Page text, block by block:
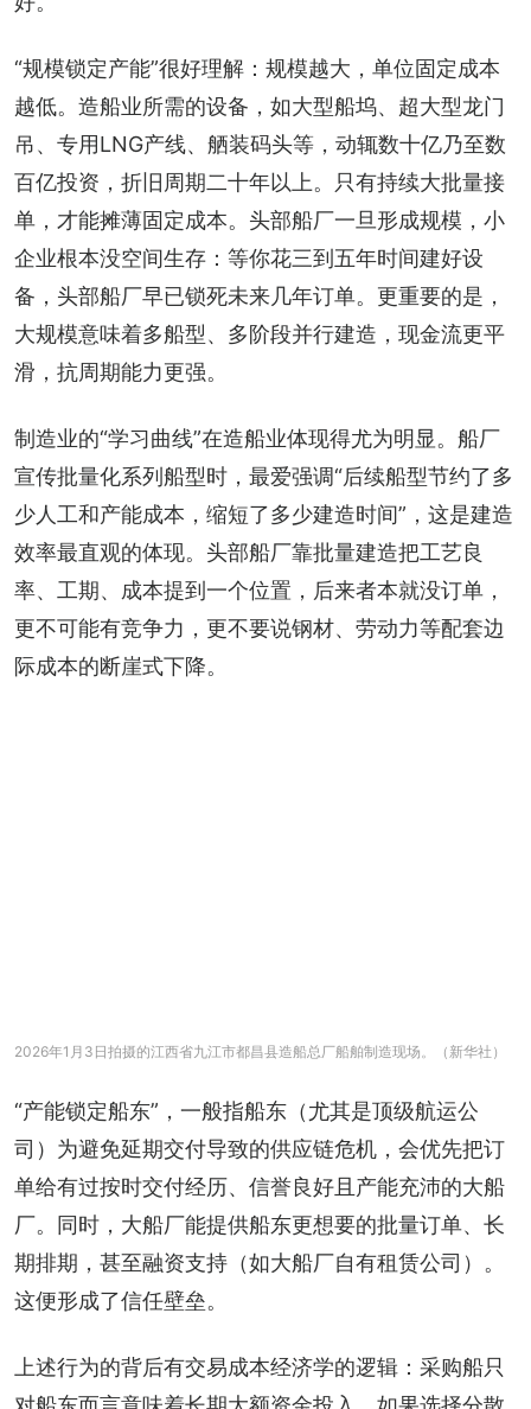
“规模锁定产能”很好理解：规模越大，单位固定成本
越低。造船业所需的设备，如大型船坞、超大型龙门
吊、专用LNG产线、舾装码头等，动辄数十亿乃至数
百亿投资，折旧周期二十年以上。只有持续大批量接
单，才能摊薄固定成本。头部船厂一旦形成规模，小
企业根本没空间生存：等你花三到五年时间建好设
备，头部船厂早已锁死未来几年订单。更重要的是，
大规模意味着多船型、多阶段并行建造，现金流更平
滑，抗周期能力更强。
制造业的“学习曲线”在造船业体现得尤为明显。船厂
宣传批量化系列船型时，最爱强调“后续船型节约了多
少人工和产能成本，缩短了多少建造时间”，这是建造
效率最直观的体现。头部船厂靠批量建造把工艺良
率、工期、成本提到一个位置，后来者本就没订单，
更不可能有竞争力，更不要说钢材、劳动力等配套边
际成本的断崖式下降。
2026年1月3日拍摄的江西省九江市都昌县造船总厂船舶制造现场。（新华社）
“产能锁定船东”，一般指船东（尤其是顶级航运公
司）为避免延期交付导致的供应链危机，会优先把订
单给有过按时交付经历、信誉良好且产能充沛的大船
厂。同时，大船厂能提供船东更想要的批量订单、长
期排期，甚至融资支持（如大船厂自有租赁公司）。
这便形成了信任壁垒。
上述行为的背后有交易成本经济学的逻辑：采购船只